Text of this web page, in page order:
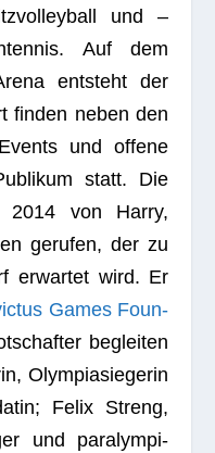
und –
Auf dem
ent­steht der
fin­den neben den
und offene
statt. Die
2014 von Harry,
geru­fen, der zu
erwar­tet wird. Er
Games Foun­
beglei­ten
Olym­pia­sie­ge­rin
Felix Streng,
und para­lym­pi­